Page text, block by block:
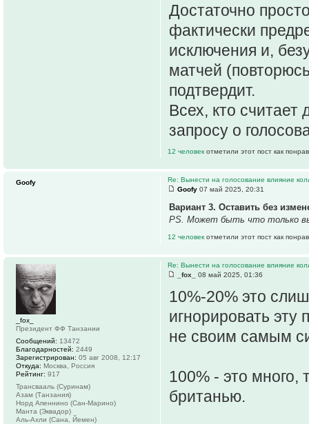
Достаточно
фактически
исключения и,
матчей
подтвердит.
Всех, кто
запросу о
12 человек отметили этот пост как
Re: Вынести на голосование влияние
Goofy 07 май 2025, 20:31
Вариант 3. Оставить без
PS. Может быть что только
12 человек отметили этот пост как
Goofy
Re: Вынести на голосование влияние
_fox_
08 май 2025, 01:36
10%-20% это
игнорировать эту
не своим самым
100% - это много,
британью.
_fox_
Президент ФФ Танзании
Сообщений: 13472
Благодарностей: 2449
Зарегистрирован: 05 авг 2008, 12:17
Откуда: Москва, Россия
Рейтинг: 917
Трансвааль (Суринам)
Азам (Танзания)
Норд Апеннино (Сан-Марино)
Манта (Эквадор)
Аль-Ахли (Сана, Йемен)